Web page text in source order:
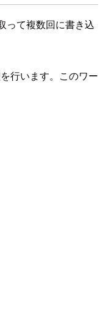
って複数回に書き込
行います。このワー